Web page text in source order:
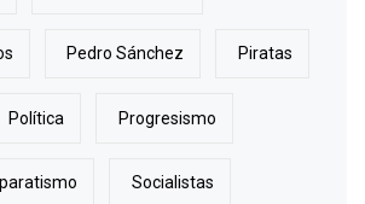
Pedro Sánchez Piratas
Política Progresismo
Socialistas